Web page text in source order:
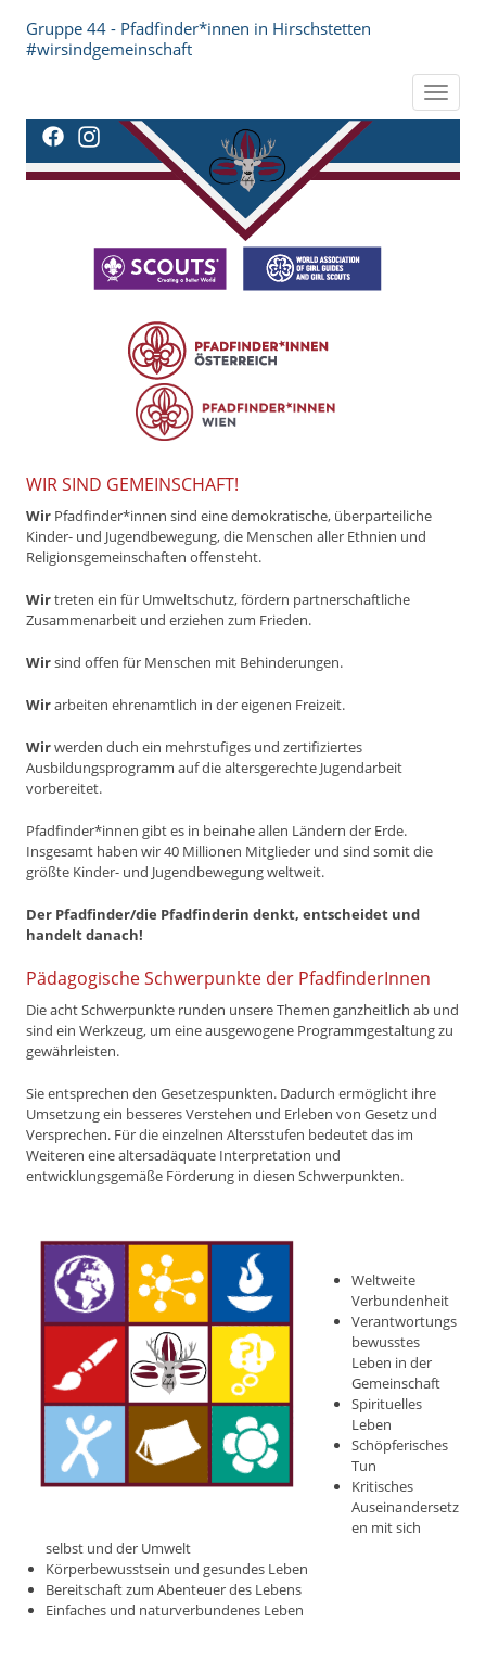
Gruppe 44 - Pfadfinder*innen in Hirschstetten
#wirsindgemeinschaft
Toggle
WIR SIND GEMEINSCHAFT!
Wir Pfadfinder*innen sind eine demokratische, überparteiliche
Kinder- und Jugendbewegung, die Menschen aller Ethnien und
Religionsgemeinschaften offensteht.
Wirtreten ein für Umweltschutz, fördern partnerschaftliche
Zusammenarbeit und erziehen zum Frieden.
Wirsind offen für Menschen mit Behinderungen.
Wirarbeiten ehrenamtlich in der eigenen Freizeit.
Wirwerden duch ein mehrstufiges und zertifiziertes
Ausbildungsprogramm auf die altersgerechte Jugendarbeit
vorbereitet.
Pfadfinder*innen gibt es in beinahe allen Ländern der Erde.
Insgesamt haben wir 40 Millionen Mitglieder und sind somit die
größte Kinder- und Jugendbewegung weltweit.
Der Pfadfinder/die Pfadfinderin denkt, entscheidet und
handelt danach!
Pädagogische Schwerpunkte der PfadfinderInnen
Die acht Schwerpunkte runden unsere Themen ganzheitlich ab und
sind ein Werkzeug, um eine ausgewogene Programmgestaltung zu
gewährleisten.
Sie entsprechen den Gesetzespunkten. Dadurch ermöglicht ihre
Umsetzung ein besseres Verstehen und Erleben von Gesetz und
Versprechen. Für die einzelnen Altersstufen bedeutet das im
Weiteren eine altersadäquate Interpretation und
entwicklungsgemäße Förderung in diesen Schwerpunkten.
Weltweite
Verbundenheit
Verantwortungs
bewusstes
Leben in der
Gemeinschaft
Spirituelles
Leben
Schöpferisches
Tun
Kritisches
Auseinandersetz
en mit sich
selbst und der Umwelt
Körperbewusstsein und gesundes Leben
Bereitschaft zum Abenteuer des Lebens
Einfaches und naturverbundenes Leben